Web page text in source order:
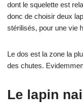
dont le squelette est
donc de choisir deux
stérilisés, pour une vie
Le dos est la zone la
des chutes.
Le lapin